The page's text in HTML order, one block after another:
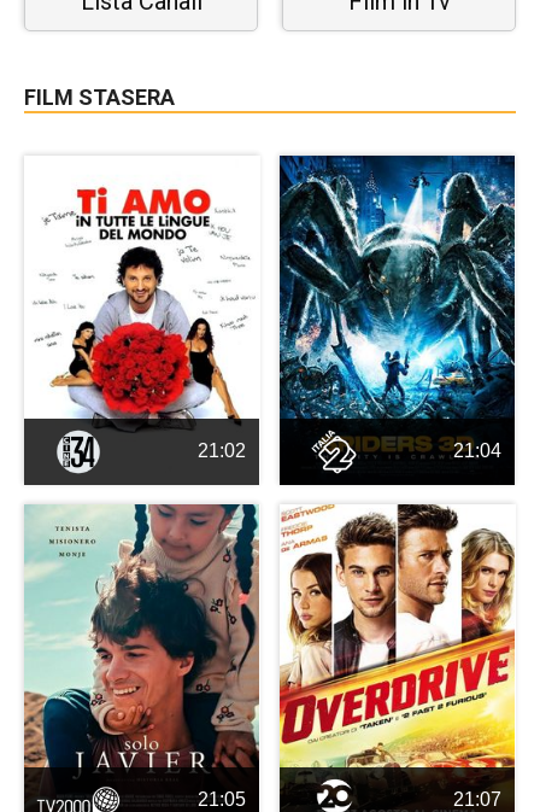
FILM STASERA
21:02 21:04
21:05 21:07